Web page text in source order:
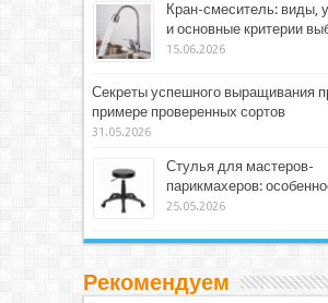
Кран-смеситель: виды,
и основные критерии
15.06.2026
Секреты успешного выращивания
примере проверенных сортов
31.05.2026
Стулья для мастеров-
парикмахеров:
25.05.2026
Рекомендуем